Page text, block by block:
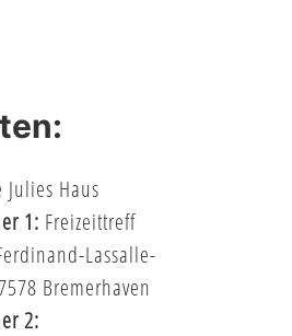
Julies Haus
1: Freizeittreff
Lassalle-
Bremerhaven
2: